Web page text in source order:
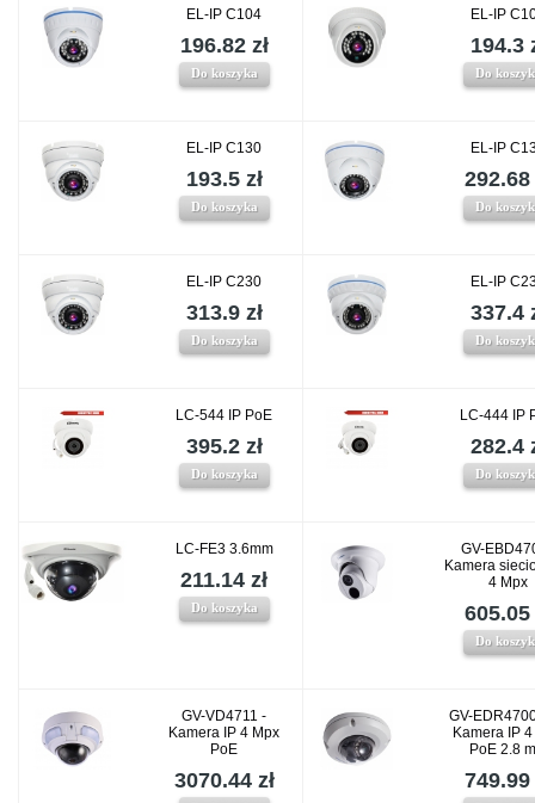
EL-IP C104
196.82 zł
Do koszyka
EL-IP
194.3
Do
EL-IP C130
193.5 zł
Do koszyka
EL-IP
292.68
Do
EL-IP C230
313.9 zł
Do koszyka
EL-IP
337.4
Do
LC-544 IP PoE
395.2 zł
Do koszyka
LC-444 IP
282.4
Do
LC-FE3 3.6mm
211.14 zł
Do koszyka
GV-
Kamera
4 Mpx
605.05
Do
GV-VD4711 -
Kamera IP 4 Mpx
PoE
3070.44 zł
GV-
Kamera IP
PoE 2.8
749.99